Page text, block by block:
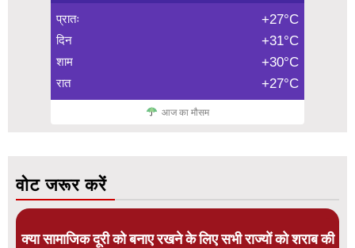
प्रातः +27°C
दिन +31°C
शाम +30°C
रात +27°C
आज का मौसम
वोट जरूर करें
क्या सामाजिक दूरी को बनाए रखने के लिए सभी राज्यों को शराब की